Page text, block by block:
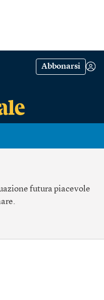
Abbonarsi
futura piacevole